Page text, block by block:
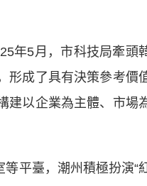
年5月，市科技局牽頭
形成了具有決策參考價
建以企業為主體、市場
平臺，潮州積極扮演“